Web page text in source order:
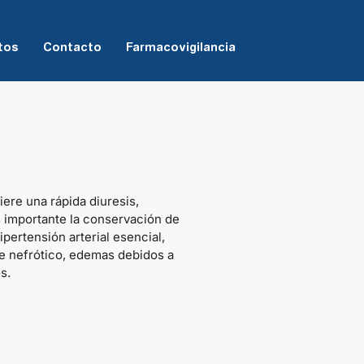
Contacto Farmacovigilancia
una rápida diuresis,
la conservación de
arterial esencial,
nefrótico, edemas debidos a